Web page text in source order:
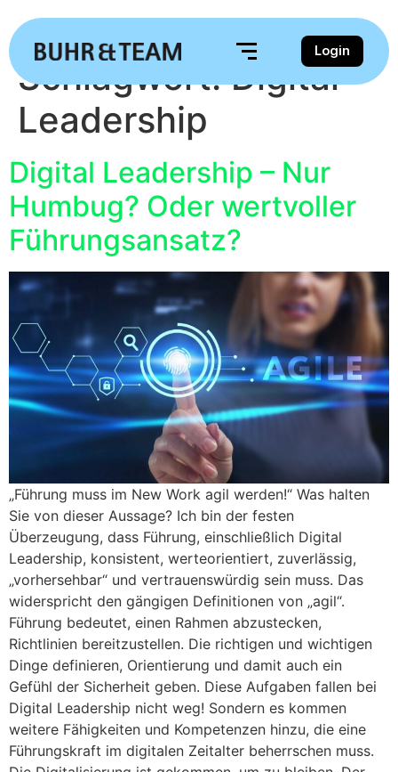
Login
Schlagwort:Digital
Leadership
Digital Leadership – Nur
Humbug? Oder wertvoller
Führungsansatz?
„Führung muss im New Work agil werden!“ Was halten
Sie von dieser Aussage? Ich bin der festen
Überzeugung, dass Führung, einschließlich Digital
Leadership, konsistent, werteorientiert, zuverlässig,
„vorhersehbar“ und vertrauenswürdig sein muss. Das
widerspricht den gängigen Definitionen von „agil“.
Führung bedeutet, einen Rahmen abzustecken,
Richtlinien bereitzustellen. Die richtigen und wichtigen
Dinge definieren, Orientierung und damit auch ein
Gefühl der Sicherheit geben. Diese Aufgaben fallen bei
Digital Leadership nicht weg! Sondern es kommen
weitere Fähigkeiten und Kompetenzen hinzu, die eine
Führungskraft im digitalen Zeitalter beherrschen muss.